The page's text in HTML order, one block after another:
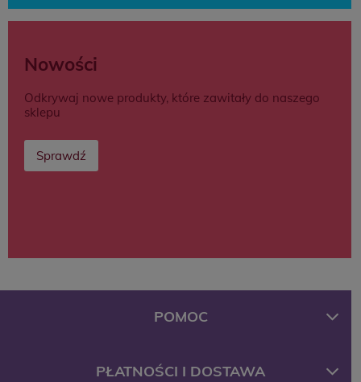
Nowości
Odkrywaj nowe produkty, które zawitały do naszego
sklepu
Sprawdź
POMOC
PŁATNOŚCI I DOSTAWA